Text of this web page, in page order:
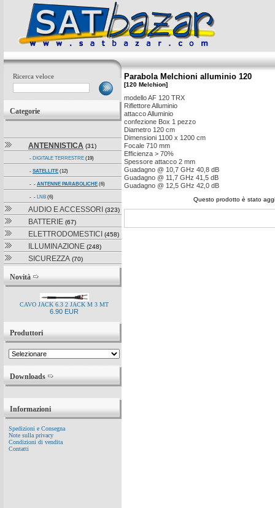
Ricerca veloce
Categorie
ANTENNISTICA (31)
- DIGITALE TERRESTRE (19)
- SATELLITE (12)
- - ANTENNE PARABOLICHE (6)
- - LNB (6)
AUDIO E ACCESSORI (323)
BATTERIE (67)
ELETTRODOMESTICI (458)
ILLUMINAZIONE (248)
SICUREZZA (70)
Novità
CAVO JACK 6.3 2 JACK M 3 MT
6.90 EUR
Produttori
Downloads
Informazioni
Spedizioni e Consegna
Note sulla privacy
Condizioni di vendita
Contatti
Parabola Melchioni alluminio 120
[120 Melchion]
modello AF 120 TRX
Riflettore Alluminio
attacco Alluminio
confezione Box 1 pezzo
Diametro 120 cm
Dimensioni 1100 x 1200 cm
Focale 710 mm
Efficienza > 70%
Spessore attacco 2 mm
Guadagno @ 10,7 GHz 40,8 dB
Guadagno @ 11,7 GHz 41,5 dB
Guadagno @ 12,5 GHz 42,0 dB
Questo prodotto è stato